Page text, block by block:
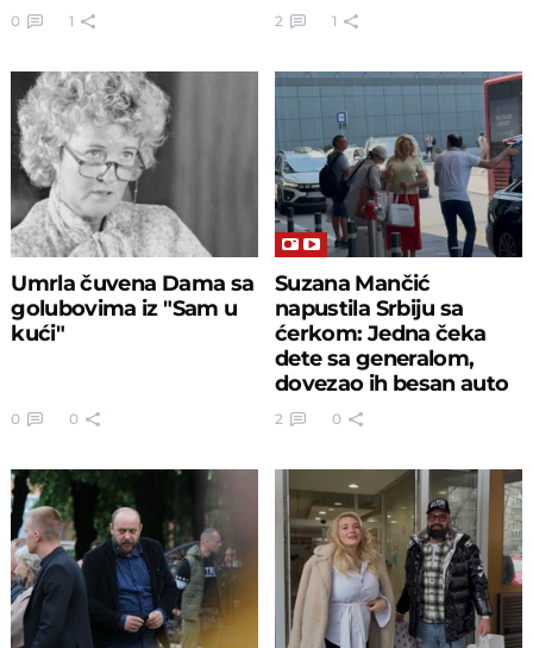
0 1 2 1
Umrla čuvena Dama sa
golubovima iz "Sam u
kući"
0 0
Suzana Mančić
napustila Srbiju sa
ćerkom: Jedna čeka
dete sa generalom,
dovezao ih besan auto
2 0